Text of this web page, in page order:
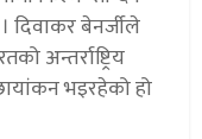
दिवाकर बेनर्जीले
अन्तर्राष्ट्रिय
भइरहेको हो